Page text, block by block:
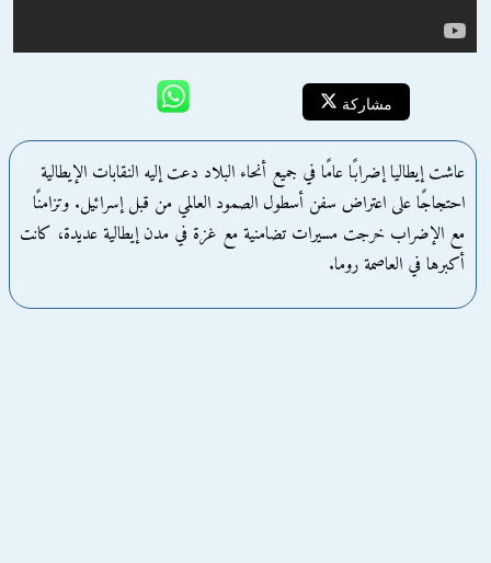
مشاركة
عاشت إيطاليا إضرابًا عامًا في جميع أنحاء البلاد دعت إليه النقابات الإيطالية
احتجاجًا على اعتراض سفن أسطول الصمود العالمي من قبل إسرائيل. وتزامنًا
مع الإضراب خرجت مسيرات تضامنية مع غزة في مدن إيطالية عديدة، كانت
أكبرها في العاصمة روما.